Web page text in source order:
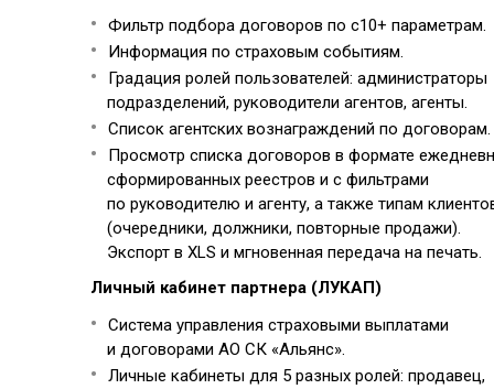
Фильтр подбора договоров по с10+ параметрам.
Информация по страховым событиям.
Градация ролей пользователей: администраторы
подразделений, руководители агентов, агенты.
Список агентских вознаграждений по договорам.
Просмотр списка договоров в формате
сформированных реестров и с фильтрами
по руководителю и агенту, а также типам
(очередники, должники, повторные продажи).
Экспорт в XLS и мгновенная передача на печать.
Личный кабинет партнера (ЛУКАП)
Система управления страховыми выплатами
и договорами АО СК «Альянс».
Личные кабинеты для 5 разных ролей: продавец,